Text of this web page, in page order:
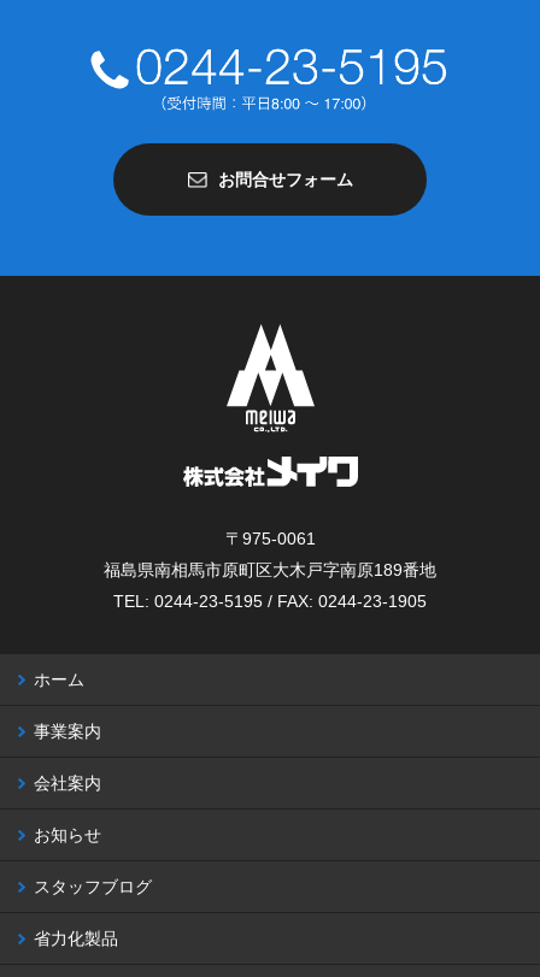
お問合せフォーム
〒975-0061
福島県南相馬市原町区大木戸字南原189番地
TEL: 0244-23-5195 / FAX: 0244-23-1905
ホーム
事業案内
会社案内
お知らせ
スタッフブログ
省力化製品